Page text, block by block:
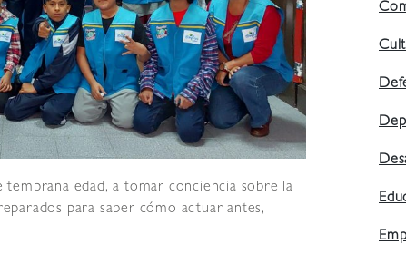
temprana edad, a tomar conciencia sobre la
para saber cómo actuar antes,